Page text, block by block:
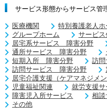
サービス形態からサービス管
医療機関 特別養護老人ホ
グループホーム
サービ
居宅系サービス 障害分野
通所サービス 障害分野
短期入所 障害分野
訪問
訪問サービス 障害分野
居宅介護支援（ケアマネジメン
児童福祉関連
就労支援サ
障害児入所サービス
相談
その他